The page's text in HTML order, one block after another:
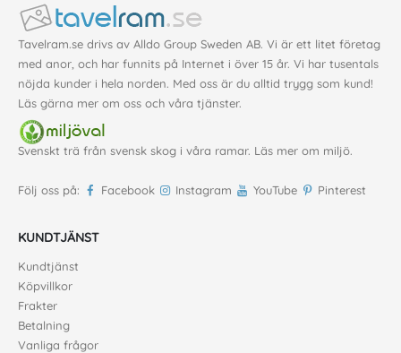
Tavelram.se drivs av Alldo Group Sweden AB. Vi är ett litet företag
med anor, och har funnits på Internet i över 15 år. Vi har tusentals
nöjda kunder i hela norden. Med oss är du alltid trygg som kund!
Läs gärna mer om oss och våra tjänster.
Svenskt trä från svensk skog i våra ramar. Läs mer om miljö.
Följ oss på: Facebook Instagram YouTube Pinterest
KUNDTJÄNST
Kundtjänst
Köpvillkor
Frakter
Betalning
Vanliga frågor